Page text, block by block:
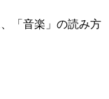
「音楽」の読み方